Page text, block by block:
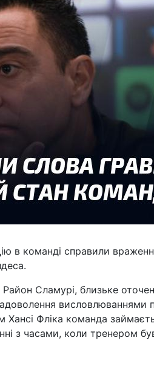
в команді справили
Район Сламурі, близьке
висловлюваннями
Хансі Фліка команда
з часами, коли тренером